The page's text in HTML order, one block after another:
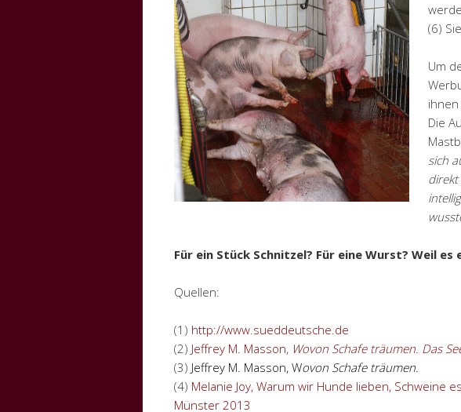
(6)
Um
ihnen
Die
sich
direkt
Für ein Stück Schnitzel? Für eine Wurst? Weil es
Quellen:
(1) http://www.sueddeutsche.de
(2) Jeffrey M. Masson, Wovon Schafe träumen. Das
(3) Jeffrey M. Masson, Wovon Schafe träumen.
(4) Melanie Joy, Warum wir Hunde lieben, Schweine
Münster 2013